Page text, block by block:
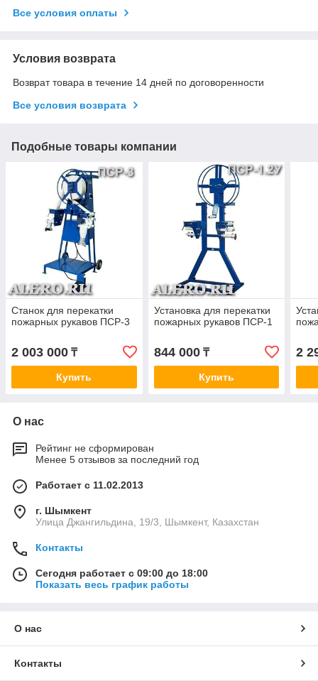
Все условия оплаты
Условия возврата
Возврат товара в течение 14 дней по договоренности
Все условия возврата
Подобные товары компании
Станок для перекатки
пожарных рукавов ПСР-3
2 003 000 ₸
Купить
Установка для перекатки
пожарных рукавов ПСР-1
844 000₸
Купить
2
О нас
Рейтинг не сформирован
Менее 5 отзывов за последний год
Работает с 11.02.2013
г. Шымкент
Улица Джангильдина, 19/3, Шымкент, Казахстан
Контакты
Сегодня работает с 09:00 до 18:00
Показать весь график работы
О нас
Контакты